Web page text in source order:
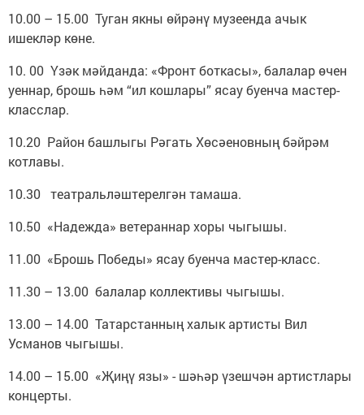
10.00 – 15.00 Туган якны өйрәнү музеенда ачык
ишекләр көне.
10. 00 Үзәк мәйданда: «Фронт боткасы», балалар өчен
уеннар, брошь һәм “ил кошлары” ясау буенча мастер-
класслар.
10.20 Район башлыгы Рәгать Хөсәеновның бәйрәм
котлавы.
10.30 театральләштерелгән тамаша.
10.50 «Надежда» ветераннар хоры чыгышы.
11.00 «Брошь Победы» ясау буенча мастер-класс.
11.30 – 13.00 балалар коллективы чыгышы.
13.00 – 14.00 Татарстанның халык артисты Вил
Усманов чыгышы.
14.00 – 15.00 «Җиңү язы» - шәһәр үзешчән артистлары
концерты.